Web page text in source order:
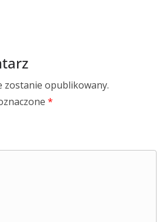
zostanie opublikowany.
*